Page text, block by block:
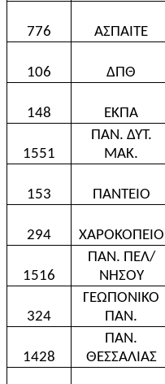
776 ΑΣΠΑΙΤΕ
106 ΔΠΘ
148 ΕΚΠΑ
1551
ΠΑΝ. ΔΥΤ.
ΜΑΚ.
153 ΠΑΝΤΕΙΟ
294 ΧΑΡΟΚΟΠΕΙΟ
1516
ΠΑΝ. ΠΕΛ/
ΝΗΣΟΥ
324
ΓΕΩΠΟΝΙΚΟ
ΠΑΝ.
1428
ΠΑΝ.
ΘΕΣΣΑΛΙΑΣ